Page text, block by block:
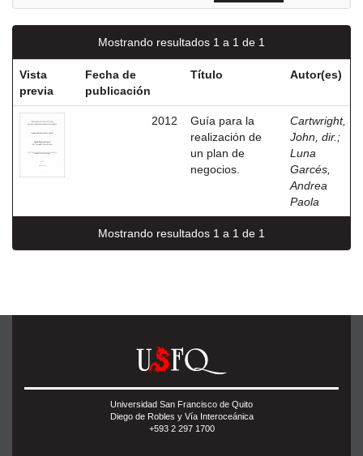
Mostrando resultados 1 a 1 de 1
Vista
previa
Fecha de
publicación
Título Autor(es)
2012
Guía para la
realización de
un plan de
negocios.
Cartwright,
John, dir. ;
Luna
Garcés,
Andrea
Paola
Mostrando resultados 1 a 1 de 1
Universidad San Francisco de Quito
Diego de Robles y Vía Interoceánica
+593 2 297 1700